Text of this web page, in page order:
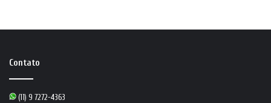
Contato
(11) 9 7272-4363